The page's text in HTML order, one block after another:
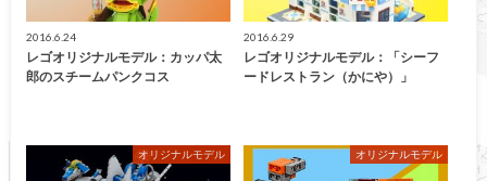
2016.6.24
レゴオリジナルモデル：カッパ太
郎のスチームパンクコス
2016.6.29
レゴオリジナルモデル：「シーフ
ードレストラン（かにや）」
オリジナルモデル オリジナルモデル